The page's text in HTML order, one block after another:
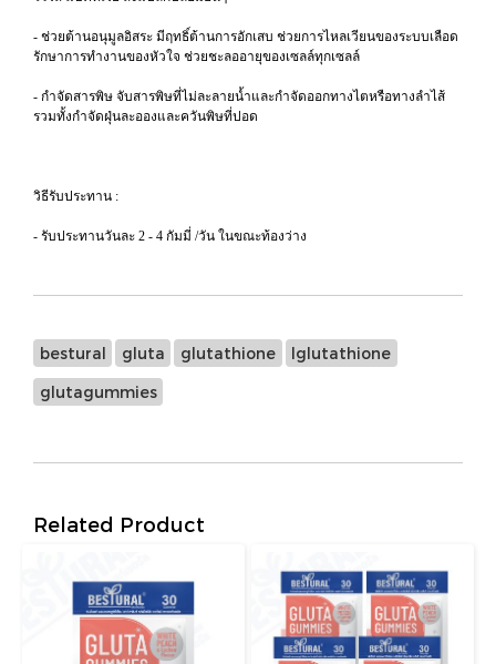
- ช่วยต้านอนุมูลอิสระ มีฤทธิ์ต้านการอักเสบ ช่วยการไหลเวียนของระบบเลือด
รักษาการทำงานของหัวใจ ช่วยชะลออายุของเซลล์ทุกเซลล์
- กำจัดสารพิษ จับสารพิษที่ไม่ละลายน้ำและกำจัดออกทางไตหรือทางลำไส้
รวมทั้งกำจัดฝุ่นละอองและควันพิษที่ปอด
วิธีรับประทาน :
- รับประทานวันละ 2 - 4 กัมมี่ /วัน ในขณะท้องว่าง
bestural gluta glutathione lglutathione
glutagummies
Related Product